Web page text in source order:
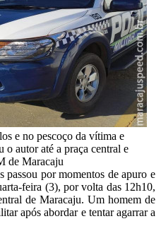
e no pescoço da vítima e
o autor até a praça central e
de Maracaju
passou por momentos de apuro e
feira (3), por volta das 12h10,
de Maracaju. Um homem de
após abordar e tentar agarrar a